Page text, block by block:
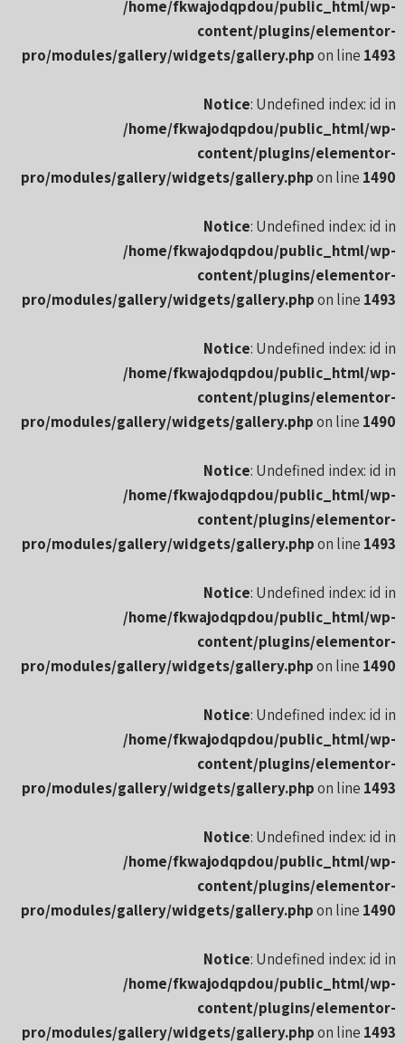
/home/fkwajodqpdou/public_html/wp-
content/plugins/elementor-
pro/modules/gallery/widgets/gallery.phpon line 1493
Notice: Undefined index: id in
/home/fkwajodqpdou/public_html/wp-
content/plugins/elementor-
pro/modules/gallery/widgets/gallery.phpon line 1490
Notice: Undefined index: id in
/home/fkwajodqpdou/public_html/wp-
content/plugins/elementor-
pro/modules/gallery/widgets/gallery.phpon line 1493
Notice: Undefined index: id in
/home/fkwajodqpdou/public_html/wp-
content/plugins/elementor-
pro/modules/gallery/widgets/gallery.phpon line 1490
Notice: Undefined index: id in
/home/fkwajodqpdou/public_html/wp-
content/plugins/elementor-
pro/modules/gallery/widgets/gallery.phpon line 1493
Notice: Undefined index: id in
/home/fkwajodqpdou/public_html/wp-
content/plugins/elementor-
pro/modules/gallery/widgets/gallery.phpon line 1490
Notice: Undefined index: id in
/home/fkwajodqpdou/public_html/wp-
content/plugins/elementor-
pro/modules/gallery/widgets/gallery.phpon line 1493
Notice: Undefined index: id in
/home/fkwajodqpdou/public_html/wp-
content/plugins/elementor-
pro/modules/gallery/widgets/gallery.phpon line 1490
Notice: Undefined index: id in
/home/fkwajodqpdou/public_html/wp-
content/plugins/elementor-
pro/modules/gallery/widgets/gallery.phpon line 1493